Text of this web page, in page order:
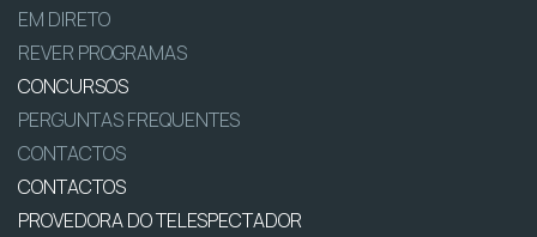
EM DIRETO
REVER PROGRAMAS
CONCURSOS
PERGUNTAS FREQUENTES
CONTACTOS
CONTACTOS
PROVEDORA DO TELESPECTADOR